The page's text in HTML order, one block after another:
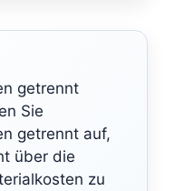
getrennt
Sie
getrennt auf,
über die
zu